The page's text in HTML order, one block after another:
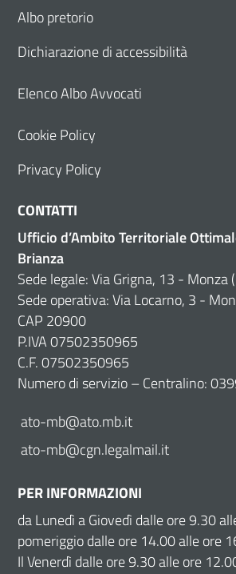
Albo pretorio
Dichiarazione di accessibilità
Elenco Albo Avvocati
Cookie Policy
Privacy Policy
CONTATTI
Ufficio d’Ambito Territoriale
Brianza
Sede legale: Via Grigna, 13 - Monza
Sede operativa: Via Locarno, 3 -
CAP 20900
P.IVA 07502350965
C.F. 07502350965
Numero di servizio – Centralino:
ato-mb@ato.mb.it
ato-mb@cgn.legalmail.it
PER INFORMAZIONI
da Lunedì a Giovedì dalle ore 9.30
pomeriggio dalle ore 14.00 alle ore
Il Venerdì dalle ore 9.30 alle ore